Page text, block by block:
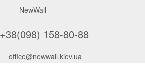
NewWall
+38(098) 158-80-88
office@newwall.kiev.ua